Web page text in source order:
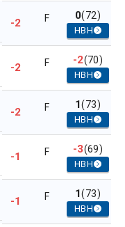
-2 F 0(72)
HBH
-2 F -2(70)
HBH
-2 F 1(73)
HBH
-1 F -3(69)
HBH
-1 F 1(73)
HBH